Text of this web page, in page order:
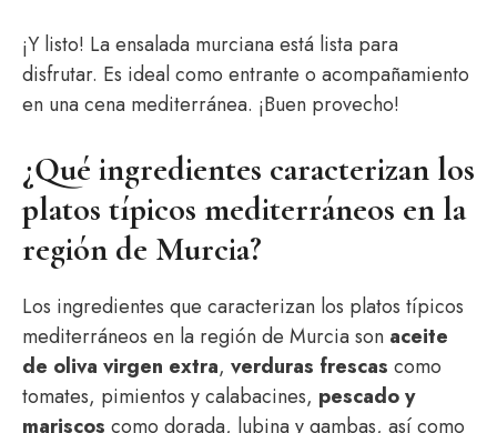
¡Y listo! La ensalada murciana está lista para
disfrutar. Es ideal como entrante o acompañamiento
en una cena mediterránea. ¡Buen provecho!
¿Qué ingredientes caracterizan los
platos típicos mediterráneos en la
región de Murcia?
Los ingredientes que caracterizan los platos típicos
mediterráneos en la región de Murcia son aceite
de oliva virgen extra, verduras frescas como
tomates, pimientos y calabacines, pescado y
mariscos como dorada, lubina y gambas, así como